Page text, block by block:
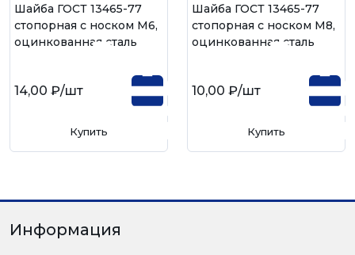
Шайба ГОСТ 13465-77
стопорная с носком М6,
оцинкованная сталь
14,00 ₽/шт
Купить
Шайба ГОСТ 13465-77
стопорная с носком М8,
оцинкованная сталь
10,00 ₽/шт
Купить
Информация